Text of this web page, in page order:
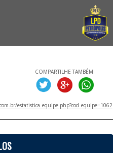
COMPARTILHE TAMBÉM!
estatistica_equipe.php?cod_equipe=1062